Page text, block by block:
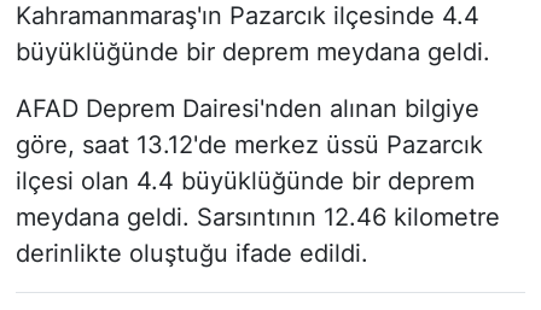
Kahramanmaraş'ın Pazarcık ilçesinde 4.4
büyüklüğünde bir deprem meydana geldi.
AFAD Deprem Dairesi'nden alınan bilgiye
göre, saat 13.12'de merkez üssü Pazarcık
ilçesi olan 4.4 büyüklüğünde bir deprem
meydana geldi. Sarsıntının 12.46 kilometre
derinlikte oluştuğu ifade edildi.